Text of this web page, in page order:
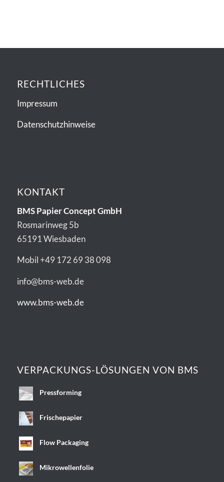
RECHTLICHES
Impressum
Datenschutzhinweise
KONTAKT
BMS Papier Concept GmbH
Rosmarinweg 5b
65191 Wiesbaden
Mobil +49 172 69 38 098
info@bms-web.de
www.bms-web.de
VERPACKUNGS-LÖSUNGEN VON BMS
Pressforming
Frischepapier
Flow Packaging
Mikrowellenfolie